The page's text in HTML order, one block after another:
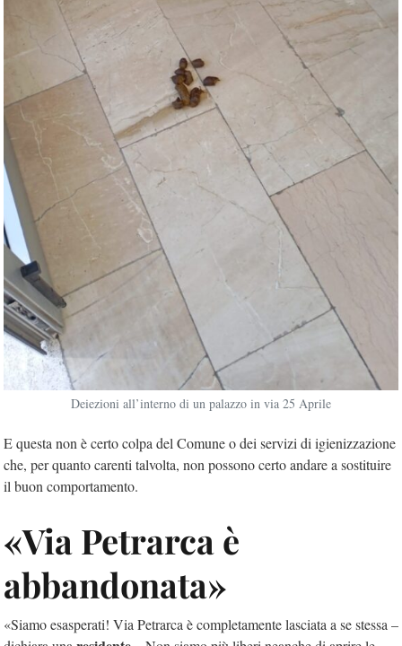
Deiezioni all’interno di un palazzo in via 25 Aprile
E questa non è certo colpa del Comune o dei servizi di igienizzazione
che, per quanto carenti talvolta, non possono certo andare a sostituire
il buon comportamento.
«Via Petrarca è
abbandonata»
«Siamo esasperati! Via Petrarca è completamente lasciata a se stessa –